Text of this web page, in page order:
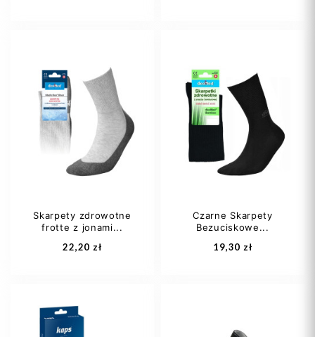
35
37
+7
Dodaj do koszyka
35
37
Dodaj do koszyka
Skarpety zdrowotne
frotte z jonami...
22,20 zł
Czarne Skarpety
Bezuciskowe...
19,30 zł